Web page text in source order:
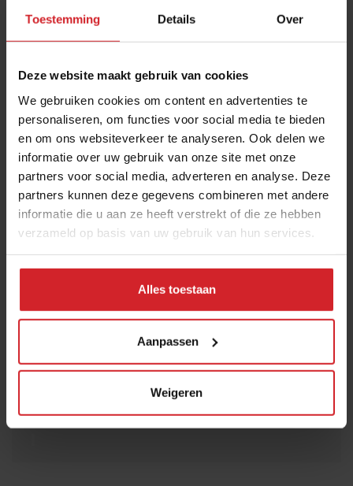
Toestemming Details Over
Deze website maakt gebruik van cookies
We gebruiken cookies om content en advertenties te
personaliseren, om functies voor social media te bieden
en om ons websiteverkeer te analyseren. Ook delen we
informatie over uw gebruik van onze site met onze
partners voor social media, adverteren en analyse. Deze
partners kunnen deze gegevens combineren met andere
informatie die u aan ze heeft verstrekt of die ze hebben
verzameld op basis van uw gebruik van hun services.
Alles toestaan
Aanpassen
Weigeren
composteerbaar (zoals de waterflesjes) en recyclebaar.
reguliere fastfoodmerken. Inmiddels is het concept
met tien vestigingen present in Frankrijk en zijn er
twee outlets te vinden in Brussel. Twee jaar geleden
opende Copper Branch zijn eerste vestiging in New
York.
Ubel Zuiderveld
Expertise: Systeemgastronomie, fastservice,
systeemgastronomie, foodservice en foodretail. Hij
publiceerde onder andere de boeken
een fenomeen.